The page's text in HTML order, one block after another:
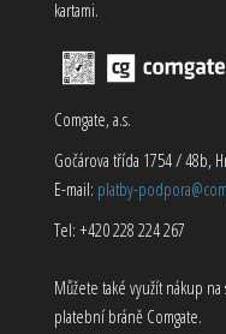
kartami.
Comgate, a.s.
Gočárova třída 1754 / 48b,
E-mail: platby-
Tel: +420 228 224 267
Můžete také využít nákup
platební bráně Comgate.